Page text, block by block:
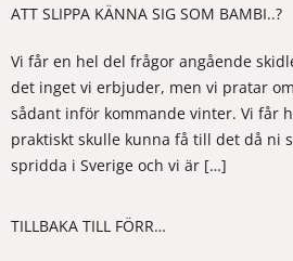
ATT SLIPPA KÄNNA SIG SOM BAMBI..?
Vi får en hel del frågor angående
det inget vi erbjuder, men vi pratar
sådant inför kommande vinter. Vi får
praktiskt skulle kunna få till det då ni
spridda i Sverige och vi är […]
TILLBAKA TILL FÖRR…